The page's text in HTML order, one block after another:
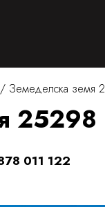
/ Земеделска земя
011 122